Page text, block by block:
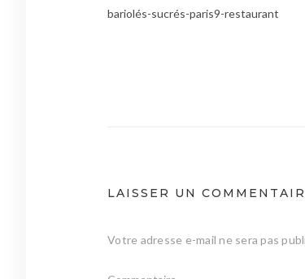
bariolés-sucrés-paris9-restaurant
LAISSER UN
Votre adresse e-mail ne sera pas